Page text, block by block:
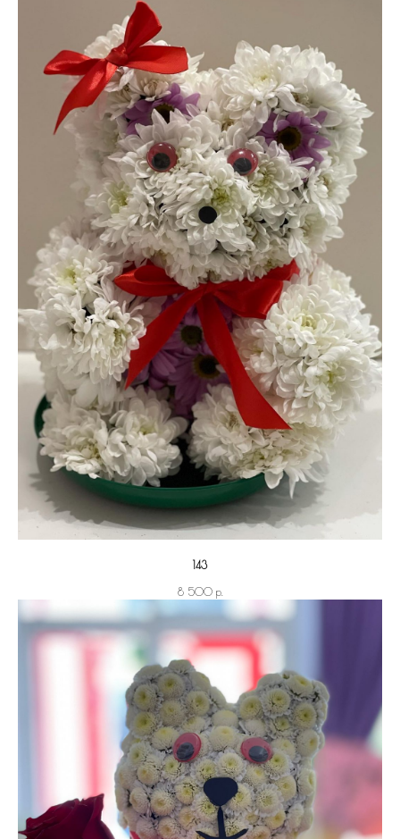
143
8 500 р.